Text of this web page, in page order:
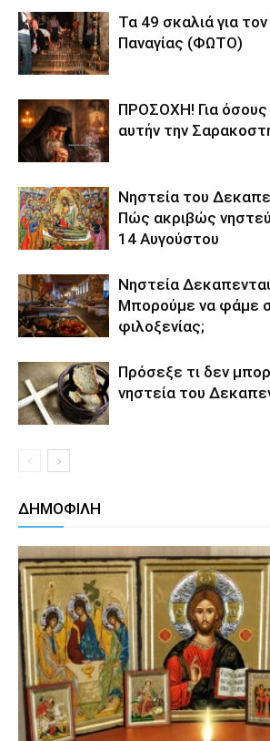
Τα 49 σκαλιά για
Παναγίας (ΦΩΤΟ)
ΠΡΟΣΟΧΗ! Για
αυτήν την
Νηστεία του
Πώς ακριβώς
14 Αυγούστου
Νηστεία
Μπορούμε να φάμε
φιλοξενίας;
Πρόσεξε τι δεν
νηστεία του
ΔΗΜΟΦΙΛΗ